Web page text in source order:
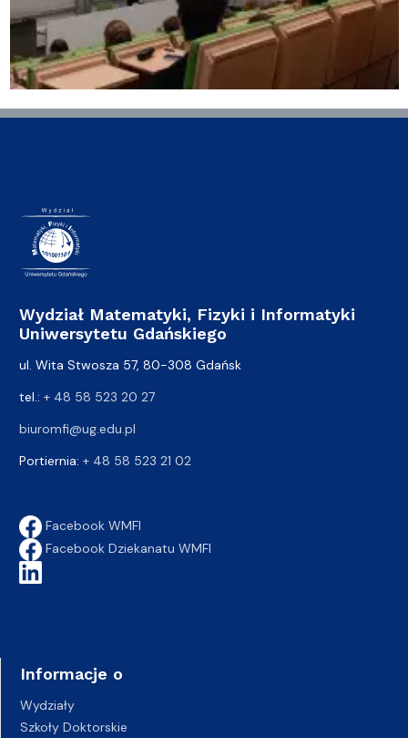
Wydział Matematyki, Fizyki i Informatyki
Uniwersytetu Gdańskiego
ul. Wita Stwosza 57, 80-308 Gdańsk
tel.: + 48 58 523 20 27
biuromfi@ug.edu.pl
Portiernia: + 48 58 523 21 02
Facebook WMFI
Facebook Dziekanatu WMFI
Informacje o
Wydziały
Szkoły Doktorskie